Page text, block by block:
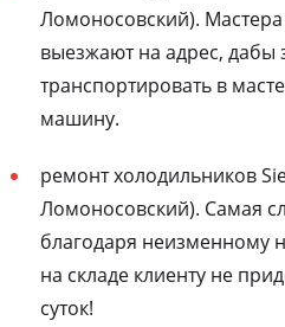
Ломоносовский). Мастера
выезжают на адрес, дабы
транспортировать в
машину.
ремонт холодильников
Ломоносовский). Самая
благодаря неизменному
на складе клиенту не
суток!